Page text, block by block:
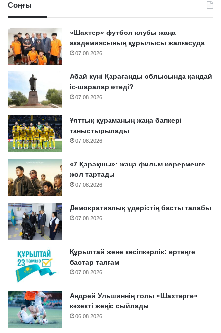
Соңғы
«Шахтер» футбол клубы жаңа
академиясының құрылысы жалғасуда
07.08.2026
Абай күні Қарағанды облысында қандай
іс-шаралар өтеді?
07.08.2026
Ұлттық құраманың жаңа бапкері
таныстырылады
07.08.2026
«7 Қарақшы»: жаңа фильм көрерменге
жол тартады
07.08.2026
Демократиялық үдерістің басты талабы
07.08.2026
Құрылтай және кәсіпкерлік: ертеңге
бастар талғам
07.08.2026
Андрей Ульшиннің голы «Шахтерге»
кезекті жеңіс сыйлады
06.08.2026